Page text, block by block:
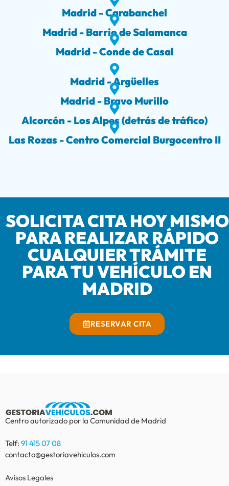
Madrid - Carabanchel
Madrid - Barrio de Salamanca
Madrid - Conde de Casal
Madrid - Argüelles
Madrid - Bravo Murillo
Alcorcón - Los Alpes (detrás de tráfico)
Las Rozas - Centro Comercial Burgocentro II
SOLICITA CITA HOY MISMO
PARA REALIZAR RÁPIDO
CUALQUIER TRÁMITE
PARA TU VEHÍCULO EN
MADRID
RESERVAR CITA
Centro autorizado por la Comunidad de Madrid
Telf: 91 415 07 08
contacto@gestoriavehiculos.com
Avisos Legales